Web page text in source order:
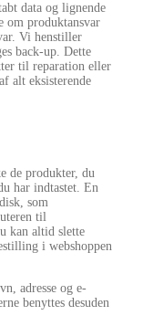
data og lignende
om produktansvar
Vi henstiller
back-up. Dette
til reparation eller
alt eksisterende
de produkter, du
har indtastet. En
som
til
kan altid slette
i webshoppen
adresse og e-
benyttes desuden